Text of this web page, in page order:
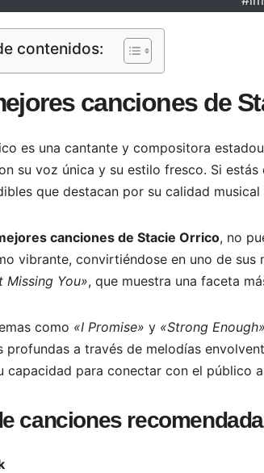
contenidos:
canciones de
es una cantante y compositora
su voz única y su estilo fresco. Si
que destacan por su calidad
canciones de Stacie Orrico, no
vibrante, convirtiéndose en uno de
Missing You», que muestra una faceta
como «I Promise» y «Strong Enough»
profundas a través de melodías
capacidad para conectar con el público
canciones